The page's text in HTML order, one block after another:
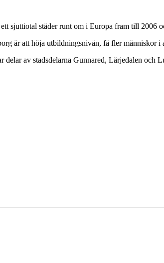
sjuttiotal städer runt om i Europa fram till 2006
är att höja utbildningsnivån, få fler människor i
av stadsdelarna Gunnared, Lärjedalen och